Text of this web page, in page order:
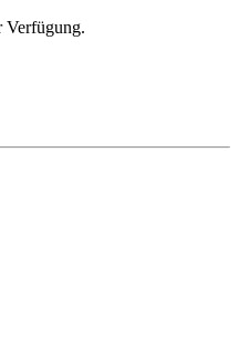
Verfügung.